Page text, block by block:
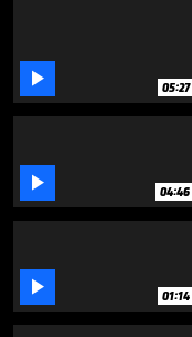
 05:27
 04:46
 01:14